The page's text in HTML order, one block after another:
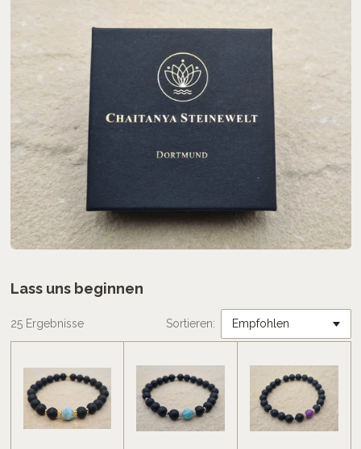
Lass uns beginnen
25 Ergebnisse Sortieren: